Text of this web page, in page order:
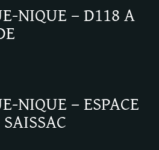
NIQUE – D118 A
NIQUE – ESPACE